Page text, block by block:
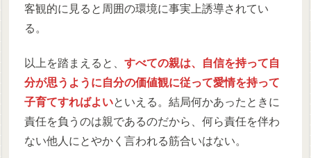
客観的に見ると周囲の環境に事実上誘導されてい
る。
以上を踏まえると、すべての親は、自信を持って自
分が思うように自分の価値観に従って愛情を持って
子育てすればよいといえる。結局何かあったときに
責任を負うのは親であるのだから、何ら責任を伴わ
ない他人にとやかく言われる筋合いはない。